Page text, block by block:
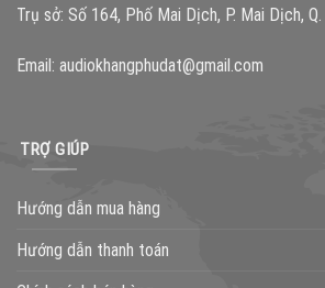
Trụ sở: Số 164, Phố Mai Dịch, P. Mai Dịch, Q.
Email: audiokhangphudat@gmail.com
TRỢ GIÚP
Hướng dẫn mua hàng
Hướng dẫn thanh toán